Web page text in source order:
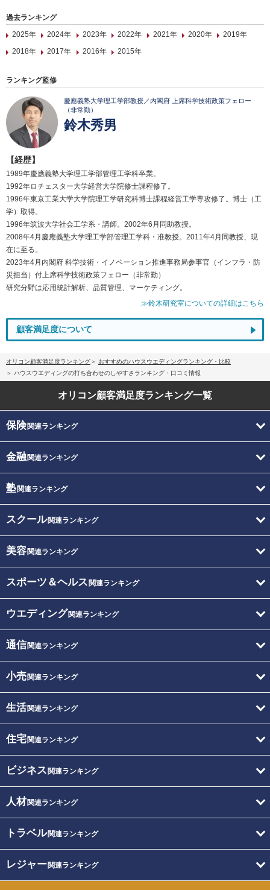
過去ランキング
2025年
2024年 2023年 2022年 2021年 2020年
2019年
2018年
2017年 2016年 2015年
ランキング監修
慶應義塾大学理工学部教授／内閣府 上席科学技術政策フェロー
（非常勤）
鈴木秀男
【経歴】
1989年慶應義塾大学理工学部管理工学科卒業。
1992年ロチェスター大学経営大学院修士課程修了。
1996年東京工業大学大学院理工学研究科博士課程経営工学専攻修了。博士（工
学）取得。
1996年筑波大学社会工学系・講師。2002年6月同助教授。
2008年4月慶應義塾大学理工学部管理工学科・准教授。2011年4月同教授、現
在に至る。
2023年4月内閣府 科学技術・イノベーション推進事務局参事官（インフラ・防
災担当）付上席科学技術政策フェロー（非常勤）
研究分野は応用統計解析、品質管理、マーケティング。
≫鈴木研究室についての詳細はこちら
顧客満足度について
オリコン顧客満足度ランキング
おすすめのハウスウエディングランキング・比較
ハウスウエディングの打ち合わせのしやすさランキング・口コミ情報
オリコン顧客満足度ランキング一覧
保険関連ランキング
金融関連ランキング
塾関連ランキング
スクール関連ランキング
美容関連ランキング
スポーツ＆ヘルス 関連ランキング
ウエディング関連ランキング
通信関連ランキング
小売関連ランキング
生活関連ランキング
住宅関連ランキング
ビジネス 関連ランキング
人材関連ランキング
トラベル関連ランキング
レジャー関連ランキング